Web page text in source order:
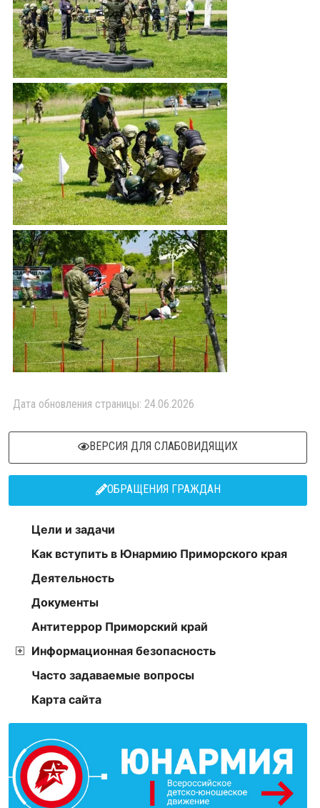
Дата обновления страницы: 24.06.2026
ВЕРСИЯ ДЛЯ СЛАБОВИДЯЩИХ
ОБРАЩЕНИЯ ГРАЖДАН
Цели и задачи
Как вступить в Юнармию Приморского края
Деятельность
Документы
Антитеррор Приморский край
Информационная безопасность
Часто задаваемые вопросы
Карта сайта